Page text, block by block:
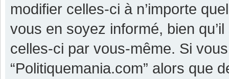
modifier celles-ci à n’importe
vous en soyez informé, bien
celles-ci par vous-même. Si
“Politiquemania.com” alors que